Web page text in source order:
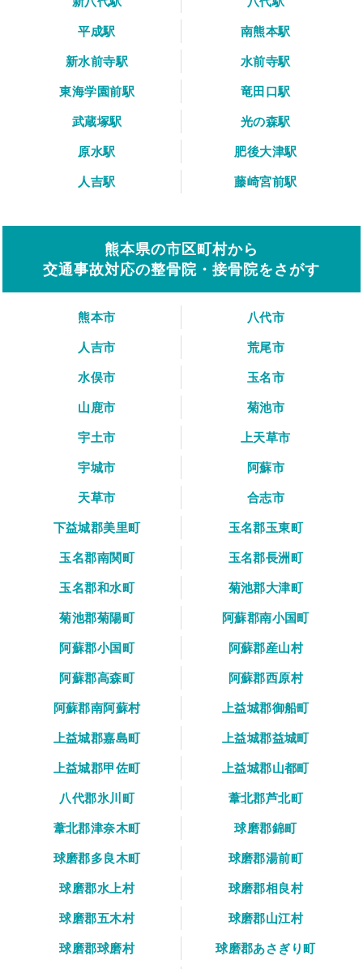
平成駅
南熊本駅
新水前寺駅
水前寺駅
東海学園前駅
竜田口駅
武蔵塚駅
光の森駅
原水駅
肥後大津駅
人吉駅
藤崎宮前駅
熊本県の市区町村から
交通事故対応の整骨院・接骨院をさがす
熊本市
八代市
人吉市
荒尾市
水俣市
玉名市
山鹿市
菊池市
宇土市
上天草市
宇城市
阿蘇市
天草市
合志市
下益城郡美里町
玉名郡玉東町
玉名郡南関町
玉名郡長洲町
玉名郡和水町
菊池郡大津町
菊池郡菊陽町
阿蘇郡南小国町
阿蘇郡小国町
阿蘇郡産山村
阿蘇郡高森町
阿蘇郡西原村
阿蘇郡南阿蘇村
上益城郡御船町
上益城郡嘉島町
上益城郡益城町
上益城郡甲佐町
上益城郡山都町
八代郡氷川町
葦北郡芦北町
葦北郡津奈木町
球磨郡錦町
球磨郡多良木町
球磨郡湯前町
球磨郡水上村
球磨郡相良村
球磨郡五木村
球磨郡山江村
球磨郡球磨村
球磨郡あさぎり町